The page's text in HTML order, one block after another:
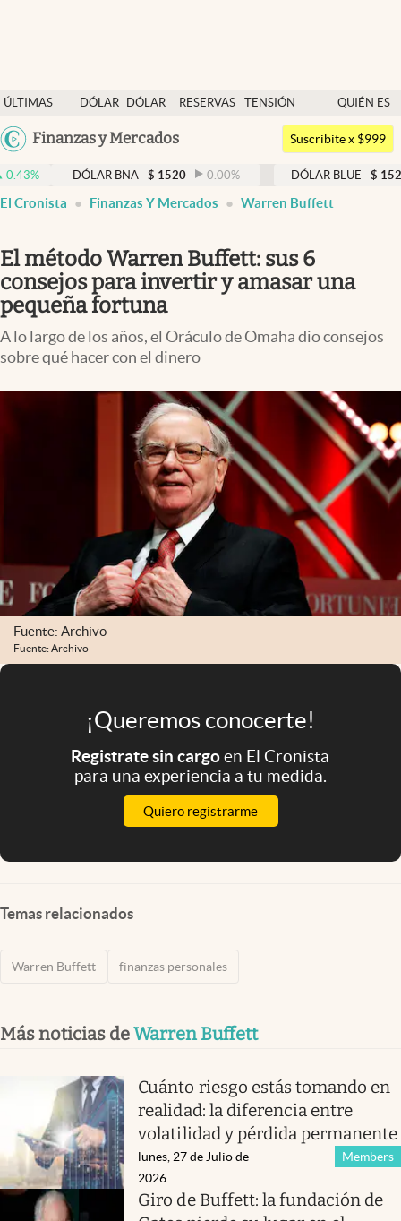
ÚLTIMAS
NOTICIAS
DÓLAR
DÓLAR
RESERVAS
TENSIÓN
GEOPOLÍTICA
QUIÉN ES
QUIÉN
Argentina
Finanzas y Mercados
Dólar
Members
Economía y Política
Finanzas y Mercados
Negocios
Columnistas
Otras secciones
El Cronista Studio
Mediakit
abre en nueva pestaña
Argentina
Suscribite x $999
DÓLAR BNA $ 1520 0.00% DÓLAR BLUE $ 1525 -0.33
El Cronista Finanzas Y Mercados Warren Buffett
El método Warren Buffett: sus 6
consejos para invertir y amasar una
pequeña fortuna
A lo largo de los años, el Oráculo de Omaha dio consejos
sobre qué hacer con el dinero
Fuente: Archivo
Fuente: Archivo
¡Queremos conocerte!
Registrate sin cargoen El Cronista
para una experiencia a tu medida.
Quiero registrarme
Temas relacionados
Warren Buffett finanzas personales
Más noticias deWarren Buffett
Cuánto riesgo estás tomando en
realidad: la diferencia entre
volatilidad y pérdida permanente
Members
lunes, 27 de Julio de
2026
Giro de Buffett: la fundación de